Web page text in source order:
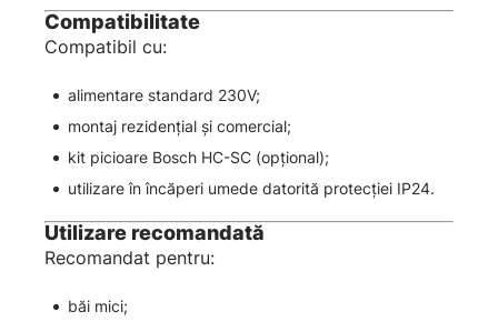
Compatibilitate
Compatibil cu:
alimentare standard 230V;
montaj rezidențial și comercial;
kit picioare Bosch HC-SC (opțional);
utilizare în încăperi umede datorită protecției IP24.
Utilizare recomandată
Recomandat pentru:
băi mici;